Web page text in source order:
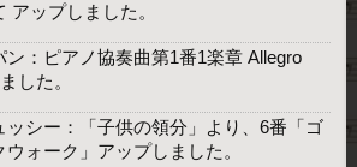
アップしました。
ン：ピアノ協奏曲第1番1楽章 Allegro
した。
ッシー：「子供の領分」より、6番「ゴ
ォーク」アップしました。